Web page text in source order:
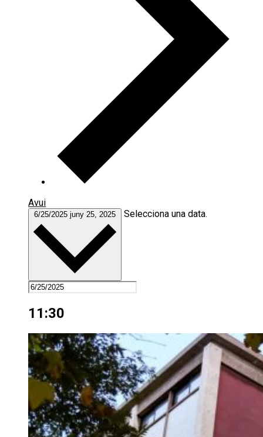
Avui
6/25/2025 juny 25, 2025 Selecciona una data.
11:30